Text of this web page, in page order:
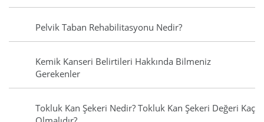
Pelvik Taban Rehabilitasyonu Nedir?
Kemik Kanseri Belirtileri Hakkında Bilmeniz
Gerekenler
Tokluk Kan Şekeri Nedir? Tokluk Kan Şekeri Değeri Kaç